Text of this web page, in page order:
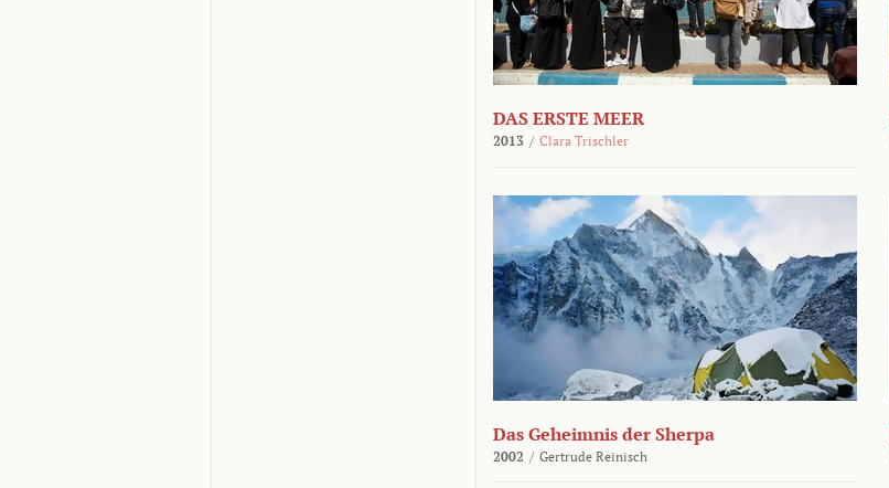
DAS ERSTE MEER
2013 / Clara Trischler
Das Geheimnis der Sherpa
2002 / Gertrude Reinisch